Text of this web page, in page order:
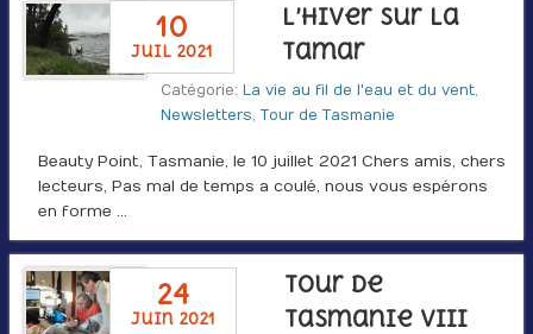
10
juil 2021
L’hiver sur la
Tamar
Catégorie: La vie au fil de l'eau et du vent,
Newsletters, Tour de Tasmanie
Beauty Point, Tasmanie, le 10 juillet 2021 Chers amis, chers
lecteurs, Pas mal de temps a coulé, nous vous espérons
en forme …
24
juin 2021
Tour de
Tasmanie VIII